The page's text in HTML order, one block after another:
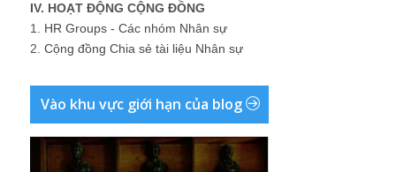
IV. HOẠT ĐỘNG CỘNG ĐỒNG
1. HR Groups - Các nhóm Nhân sự
2. Cộng đồng Chia sẻ tài liệu Nhân sự
Vào khu vực giới hạn của blog